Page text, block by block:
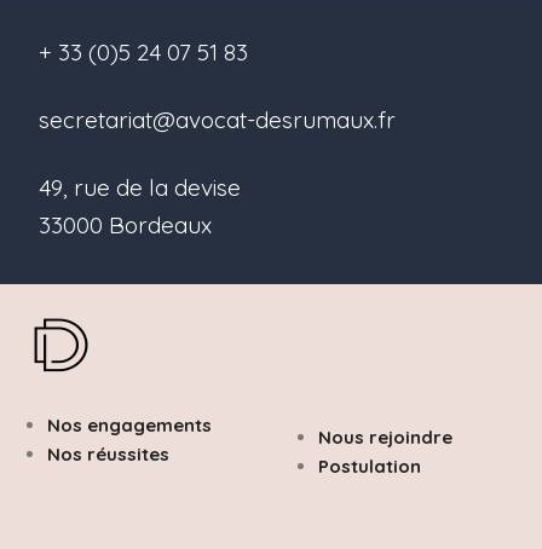
+ 33 (0)5 24 07 51 83
secretariat@avocat-desrumaux.fr
49, rue de la devise
33000 Bordeaux
Nous rejoindre
Postulation
Nos engagements
Nos réussites